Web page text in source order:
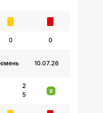
0 0
10.07.26
2
5
В